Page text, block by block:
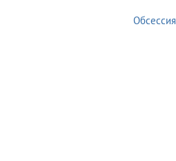
Обсессия